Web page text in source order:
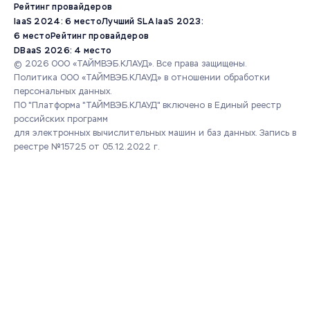
Рейтинг провайдеров
IaaS 2024: 6 местоЛучший SLA IaaS 2023:
6 местоРейтинг провайдеров
DBaaS 2026: 4 место
© 2026 ООО «ТАЙМВЭБ.КЛАУД». Все права защищены.
Политика ООО «ТАЙМВЭБ.КЛАУД» в отношении обработки
персональных данных.
ПО "Платформа "ТАЙМВЭБ.КЛАУД" включено в Единый реестр
российских программ
для электронных вычислительных машин и баз данных. Запись в
реестре №15725 от 05.12.2022 г.